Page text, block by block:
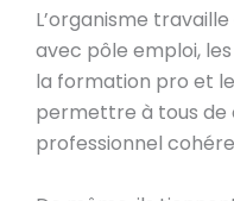
L’organisme
avec pôle emploi,
la formation pro et
permettre à tous de
professionnel